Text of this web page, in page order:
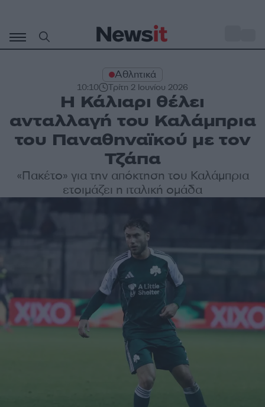
περιεχόμενο
Αθλητικά
10:10 Τρίτη 2 Ιουνίου 2026
Η Κάλιαρι θέλει
ανταλλαγή του Καλάμπρια
του Παναθηναϊκού με τον
Τζάπα
«Πακέτο» για την απόκτηση του Καλάμπρια
ετοιμάζει η ιταλική ομάδα